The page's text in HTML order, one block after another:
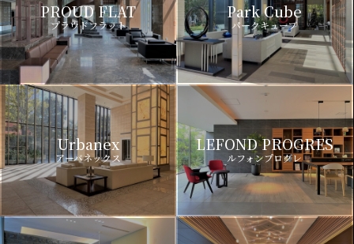
PROUD FLAT
プラウドフラット
Park Cube
パークキューブ
Urbanex
アーバネックス
LEFOND PROGRES
ルフォンプログレ